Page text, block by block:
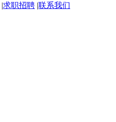
|求职招聘 |联系我们